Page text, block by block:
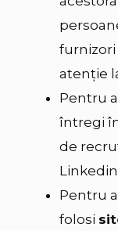
furnizori
atenție
Pentru
întregi
de
Linkedin
Pentru
folosi